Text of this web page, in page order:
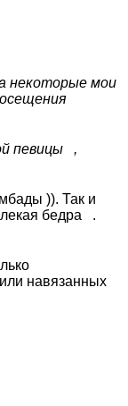
некоторые мои
певицы
,
)). Так и
бедра .
навязанных